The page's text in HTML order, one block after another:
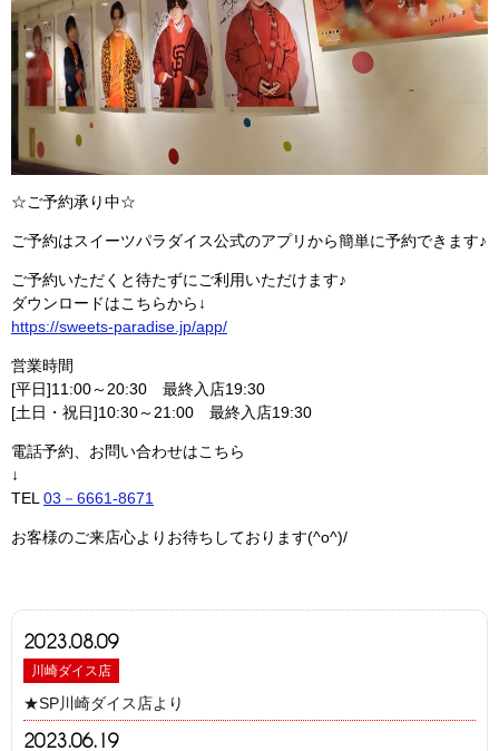
2023.08.09
川崎ダイス店
★SP川崎ダイス店より
2023.06.19
☆ご予約承り中☆
ご予約はスイーツパラダイス公式のアプリから簡単に予約できます♪
ご予約いただくと待たずにご利用いただけます♪
ダウンロードはこちらから↓
https://sweets-paradise.jp/app/
営業時間
[平日]11:00～20:30 最終入店19:30
[土日・祝日]10:30～21:00 最終入店19:30
電話予約、お問い合わせはこちら
↓
TEL03－6661-8671
お客様のご来店心よりお待ちしております(^o^)/